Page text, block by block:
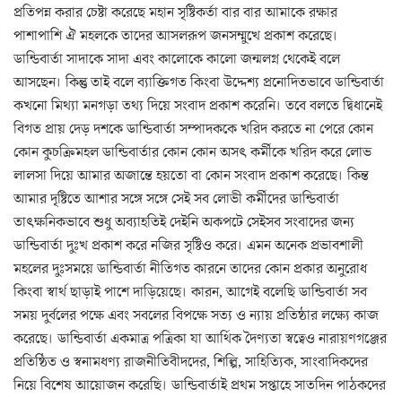
প্রতিপন্ন করার চেষ্টা করেছে মহান সৃষ্টিকর্তা বার বার আমাকে রক্ষার
পাশাপাশি ঐ মহলকে তাদের আসলরূপ জনসম্মুখে প্রকাশ করেছে।
ডান্ডিবার্তা সাদাকে সাদা এবং কালোকে কালো জন্মলগ্ন থেকেই বলে
আসছেন। কিন্তু তাই বলে ব্যাক্তিগত কিংবা উদ্দেশ্য প্রনোদিতভাবে ডান্ডিবার্তা
কখনো মিথ্যা মনগড়া তথ্য দিয়ে সংবাদ প্রকাশ করেনি। তবে বলতে দ্বিধানেই
বিগত প্রায় দেড় দশকে ডান্ডিবার্তা সম্পাদককে খরিদ করতে না পেরে কোন
কোন কুচক্রিমহল ডান্ডিবার্তার কোন কোন অসৎ কর্মীকে খরিদ করে লোভ
লালসা দিয়ে আমার অজান্তে হয়তো বা কোন সংবাদ প্রকাশ করেছে। কিন্ত
আমার দৃষ্টিতে আশার সঙ্গে সঙ্গে সেই সব লোভী কর্মীদের ডান্ডিবার্তা
তাৎক্ষনিকভাবে শুধু অব্যাহতিই দেইনি অকপটে সেইসব সংবাদের জন্য
ডান্ডিবার্তা দুঃখ প্রকাশ করে নজির সৃষ্টিও করে। এমন অনেক প্রভাবশালী
মহলের দুঃসময়ে ডান্ডিবার্তা নীতিগত কারনে তাদের কোন প্রকার অনুরোধ
কিংবা স্বার্থ ছাড়াই পাশে দাড়িয়েছে। কারন, আগেই বলেছি ডান্ডিবার্তা সব
সময় দুর্বলের পক্ষে এবং সবলের বিপক্ষে সত্য ও ন্যায় প্রতিষ্ঠার লক্ষ্যে কাজ
করেছে। ডান্ডিবার্তা একমাত্র পত্রিকা যা আর্থিক দৈণ্যতা স্বত্বেও নারায়ণগঞ্জের
প্রতিষ্ঠিত ও স্বনামধণ্য রাজনীতিবীদদের, শিল্পি, সাহিত্যিক, সাংবাদিকদের
নিয়ে বিশেষ আয়োজন করেছি। ডান্ডিবার্তাই প্রথম সপ্তাহে সাতদিন পাঠকদের